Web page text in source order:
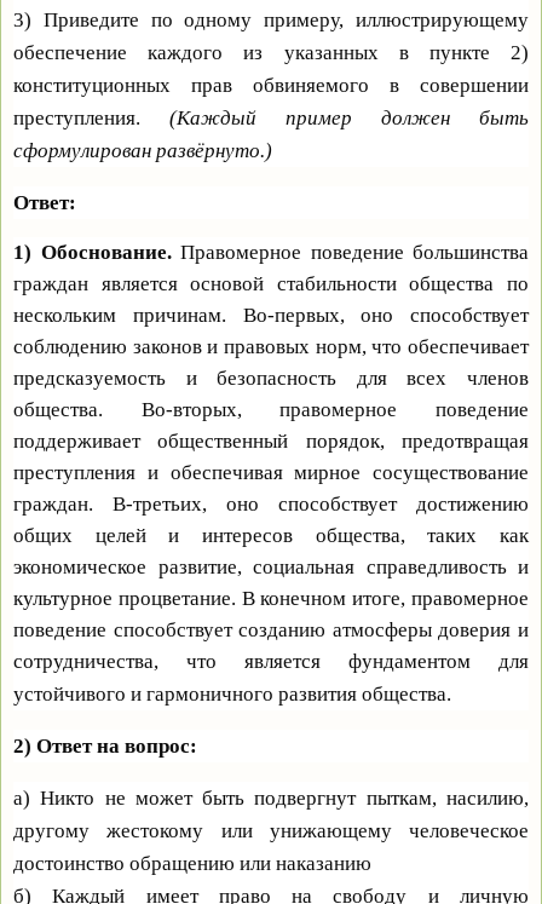
3) Приведите по одному примеру, иллюстрирующему
обеспечение каждого из указанных в пункте 2)
конституционных прав обвиняемого в совершении
преступления. (Каждый пример должен быть
сформулирован развёрнуто.)
Ответ:
1) Обоснование.Правомерное поведение большинства
граждан является основой стабильности общества по
нескольким причинам. Во-первых, оно способствует
соблюдению законов и правовых норм, что обеспечивает
предсказуемость и безопасность для всех членов
общества. Во-вторых, правомерное поведение
поддерживает общественный порядок, предотвращая
преступления и обеспечивая мирное сосуществование
граждан. В-третьих, оно способствует достижению
общих целей и интересов общества, таких как
экономическое развитие, социальная справедливость и
культурное процветание. В конечном итоге, правомерное
поведение способствует созданию атмосферы доверия и
сотрудничества, что является фундаментом для
устойчивого и гармоничного развития общества.
2) Ответ на вопрос:
а) Никто не может быть подвергнут пыткам, насилию,
другому жестокому или унижающему человеческое
достоинство обращению или наказанию
б) Каждый имеет право на свободу и личную